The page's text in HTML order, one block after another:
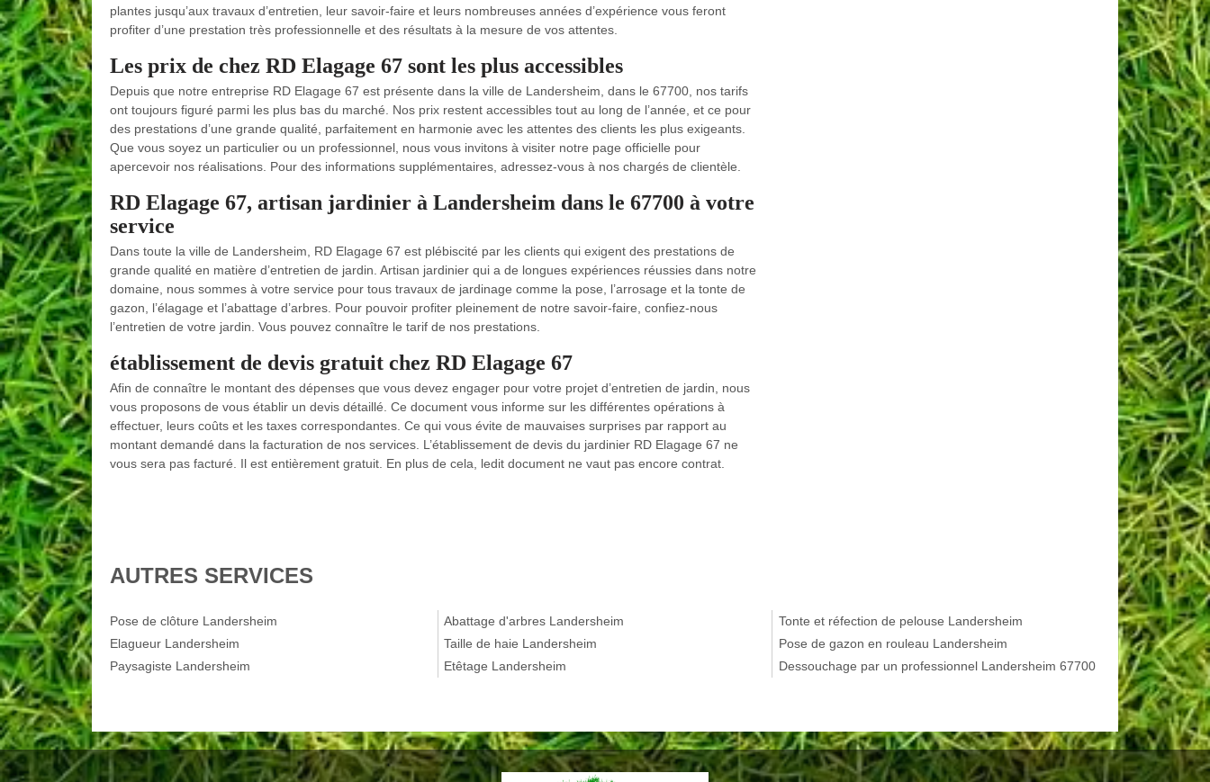
plantes jusqu’aux travaux d’entretien, leur savoir-faire et leurs nombreuses années d’expérience vous feront
profiter d’une prestation très professionnelle et des résultats à la mesure de vos attentes.
Les prix de chez RD Elagage 67 sont les plus accessibles
Depuis que notre entreprise RD Elagage 67 est présente dans la ville de Landersheim, dans le 67700, nos tarifs
ont toujours figuré parmi les plus bas du marché. Nos prix restent accessibles tout au long de l’année, et ce pour
des prestations d’une grande qualité, parfaitement en harmonie avec les attentes des clients les plus exigeants.
Que vous soyez un particulier ou un professionnel, nous vous invitons à visiter notre page officielle pour
apercevoir nos réalisations. Pour des informations supplémentaires, adressez-vous à nos chargés de clientèle.
RD Elagage 67, artisan jardinier à Landersheim dans le 67700 à votre
service
Dans toute la ville de Landersheim, RD Elagage 67 est plébiscité par les clients qui exigent des prestations de
grande qualité en matière d’entretien de jardin. Artisan jardinier qui a de longues expériences réussies dans notre
domaine, nous sommes à votre service pour tous travaux de jardinage comme la pose, l’arrosage et la tonte de
gazon, l’élagage et l’abattage d’arbres. Pour pouvoir profiter pleinement de notre savoir-faire, confiez-nous
l’entretien de votre jardin. Vous pouvez connaître le tarif de nos prestations.
établissement de devis gratuit chez RD Elagage 67
Afin de connaître le montant des dépenses que vous devez engager pour votre projet d’entretien de jardin, nous
vous proposons de vous établir un devis détaillé. Ce document vous informe sur les différentes opérations à
effectuer, leurs coûts et les taxes correspondantes. Ce qui vous évite de mauvaises surprises par rapport au
montant demandé dans la facturation de nos services. L’établissement de devis du jardinier RD Elagage 67 ne
vous sera pas facturé. Il est entièrement gratuit. En plus de cela, ledit document ne vaut pas encore contrat.
AUTRES SERVICES
Pose de clôture Landersheim
Elagueur Landersheim
Paysagiste Landersheim
Abattage d'arbres Landersheim
Taille de haie Landersheim
Etêtage Landersheim
Tonte et réfection de pelouse Landersheim
Pose de gazon en rouleau Landersheim
Dessouchage par un professionnel Landersheim 67700